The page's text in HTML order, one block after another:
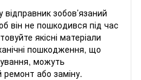
зобов’язаний
він не пошкодився під час
якісні матеріали
пошкодження, що
можуть
або заміну.